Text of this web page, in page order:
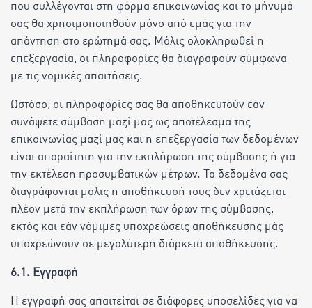
που συλλέγονται στη φόρμα επικοινωνίας και το μήνυμά
σας θα χρησιμοποιηθούν μόνο από εμάς για την
απάντηση στο ερώτημά σας. Μόλις ολοκληρωθεί η
επεξεργασία, οι πληροφορίες θα διαγραφούν σύμφωνα
με τις νομικές απαιτήσεις.
Ωστόσο, οι πληροφορίες σας θα αποθηκευτούν εάν
συνάψετε σύμβαση μαζί μας ως αποτέλεσμα της
επικοινωνίας μαζί μας και η επεξεργασία των δεδομένων
είναι απαραίτητη για την εκπλήρωση της σύμβασης ή για
την εκτέλεση προσυμβατικών μέτρων. Τα δεδομένα σας
διαγράφονται μόλις η αποθήκευσή τους δεν χρειάζεται
πλέον μετά την εκπλήρωση των όρων της σύμβασης,
εκτός και εάν νόμιμες υποχρεώσεις αποθήκευσης μάς
υποχρεώνουν σε μεγαλύτερη διάρκεια αποθήκευσης.
6.1. Εγγραφή
Η εγγραφή σας απαιτείται σε διάφορες υποσελίδες για να